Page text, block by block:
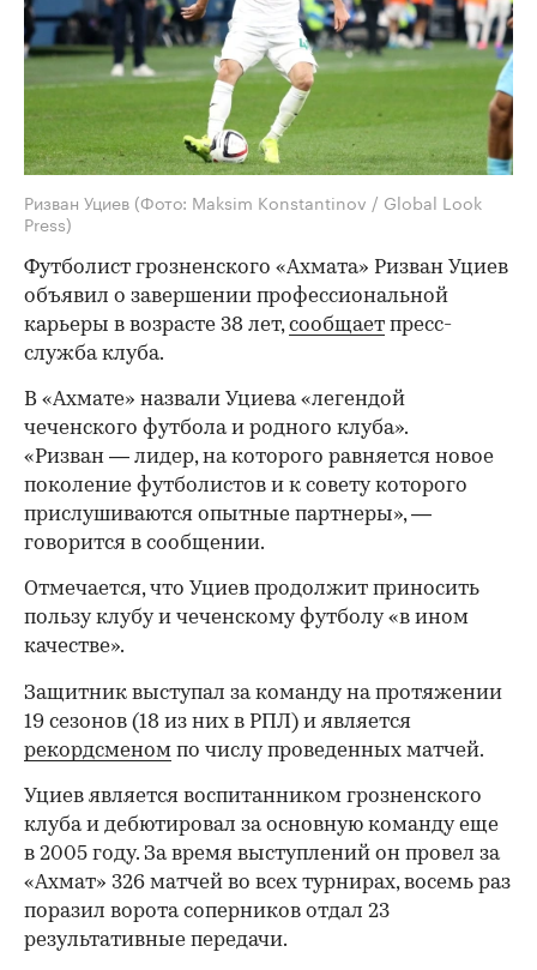
Ризван Уциев (Фото: Maksim Konstantinov / Global Look
Press)
Футболист грозненского «Ахмата» Ризван Уциев
объявил о завершении профессиональной
карьеры в возрасте 38 лет,сообщает пресс-
служба клуба.
В «Ахмате» назвали Уциева «легендой
чеченского футбола и родного клуба».
«Ризван — лидер, на которого равняется новое
поколение футболистов и к совету которого
прислушиваются опытные партнеры», —
говорится в сообщении.
Отмечается, что Уциев продолжит приносить
пользу клубу и чеченскому футболу «в ином
качестве».
00:00
Защитник выступал за команду на протяжении
19 сезонов (18 из них в РПЛ) и является
рекордсменом по числу проведенных матчей.
Уциев является воспитанником грозненского
клуба и дебютировал за основную команду еще
в 2005 году. За время выступлений он провел за
«Ахмат» 326 матчей во всех турнирах, восемь раз
поразил ворота соперников отдал 23
результативные передачи.